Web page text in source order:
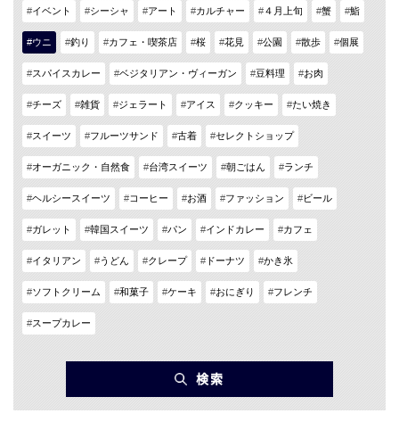
イベント シーシャ アート カルチャー ４月上旬 蟹 鮨
ウニ 釣り カフェ・喫茶店 桜 花見 公園 散歩 個展
スパイスカレー ベジタリアン・ヴィーガン 豆料理 お肉
チーズ 雑貨 ジェラート アイス クッキー たい焼き
スイーツ フルーツサンド 古着 セレクトショップ
オーガニック・自然食 台湾スイーツ 朝ごはん ランチ
ヘルシースイーツ コーヒー お酒 ファッション ビール
ガレット 韓国スイーツ パン インドカレー カフェ
イタリアン うどん クレープ ドーナツ かき氷
ソフトクリーム 和菓子 ケーキ おにぎり フレンチ
スープカレー
検索